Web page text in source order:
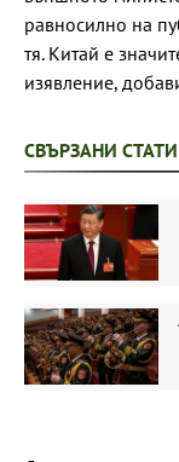
равносилно на
тя. Китай е
изявление,
СВЪРЗАНИ